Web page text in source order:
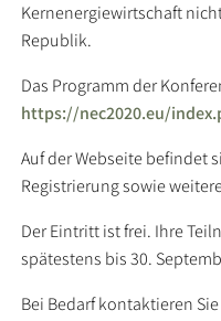
Kernenergiewirtschaft
Republik.
Das Programm der
https://nec2020.eu/
Auf der Webseite befindet
Registrierung sowie
Der Eintritt ist frei. Ihre
spätestens bis 30.
Bei Bedarf kontaktieren